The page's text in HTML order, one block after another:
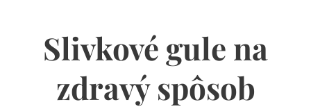
Slivkové gule na
zdravý spôsob